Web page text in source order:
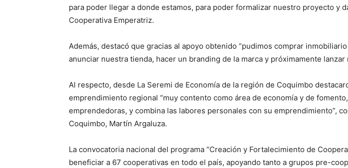
para poder llegar a donde estamos, para poder formalizar nuestro proyecto y
Cooperativa Emperatriz.
Además, destacó que gracias al apoyo obtenido “pudimos comprar
anunciar nuestra tienda, hacer un branding de la marca y próximamente
Al respecto, desde La Seremi de Economía de la región de Coquimbo
emprendimiento regional “muy contento como área de economía y de
emprendedoras, y combina las labores personales con su emprendimiento”,
Coquimbo, Martín Argaluza.
La convocatoria nacional del programa “Creación y Fortalecimiento de
beneficiar a 67 cooperativas en todo el país, apoyando tanto a grupos pre-